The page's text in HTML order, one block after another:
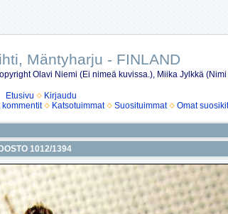
Mäntyharju - FINLAND
Olavi Niemi (Ei nimeä kuvissa.), Miika Jylkkä
Etusivu
Kirjaudu
kommentit Katsotuimmat Suosituimmat Omat suosikit
1012/1394